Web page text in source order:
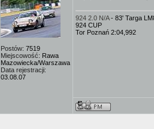
Postów: 7519
Miejscowość: Rawa
Mazowiecka/Warszawa
Data rejestracji:
03.08.07
924 2.0 N/A- 83' Targa
924 CUP
Tor Poznań 2:04,992